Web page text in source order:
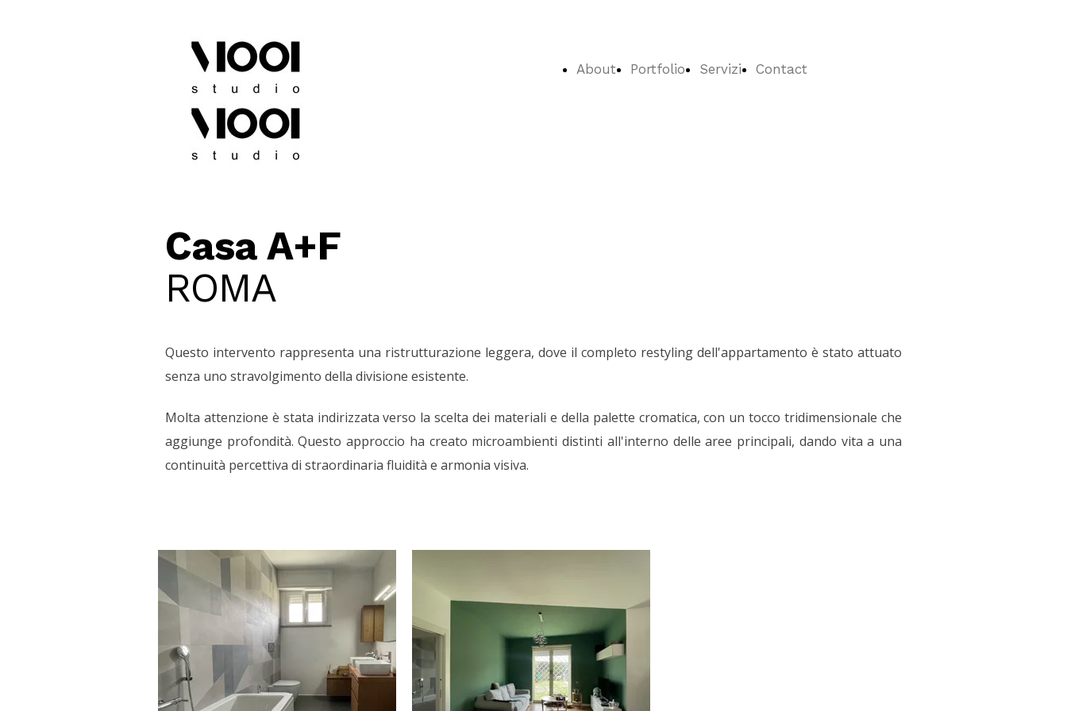
About Portfolio Servizi Contact
Casa A+F
ROMA
Questo intervento rappresenta una ristrutturazione leggera, dove il completo restyling dell'appartamento è stato attuato
senza uno stravolgimento della divisione esistente.
Molta attenzione è stata indirizzata verso la scelta dei materiali e della palette cromatica, con un tocco tridimensionale che
aggiunge profondità. Questo approccio ha creato microambienti distinti all'interno delle aree principali, dando vita a una
continuità percettiva di straordinaria fluidità e armonia visiva.